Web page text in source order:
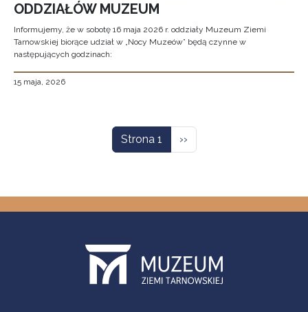
ODDZIAŁÓW MUZEUM
Informujemy, że w sobotę 16 maja 2026 r. oddziały Muzeum Ziemi
Tarnowskiej biorące udział w „Nocy Muzeów” będą czynne w
następujących godzinach:
15 maja, 2026
Strona 1 Następna strona
››